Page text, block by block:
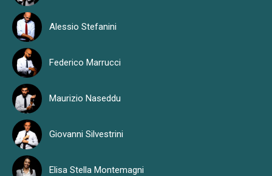
Alessio Stefanini
Federico Marrucci
Maurizio Naseddu
Giovanni Silvestrini
Elisa Stella Montemagni